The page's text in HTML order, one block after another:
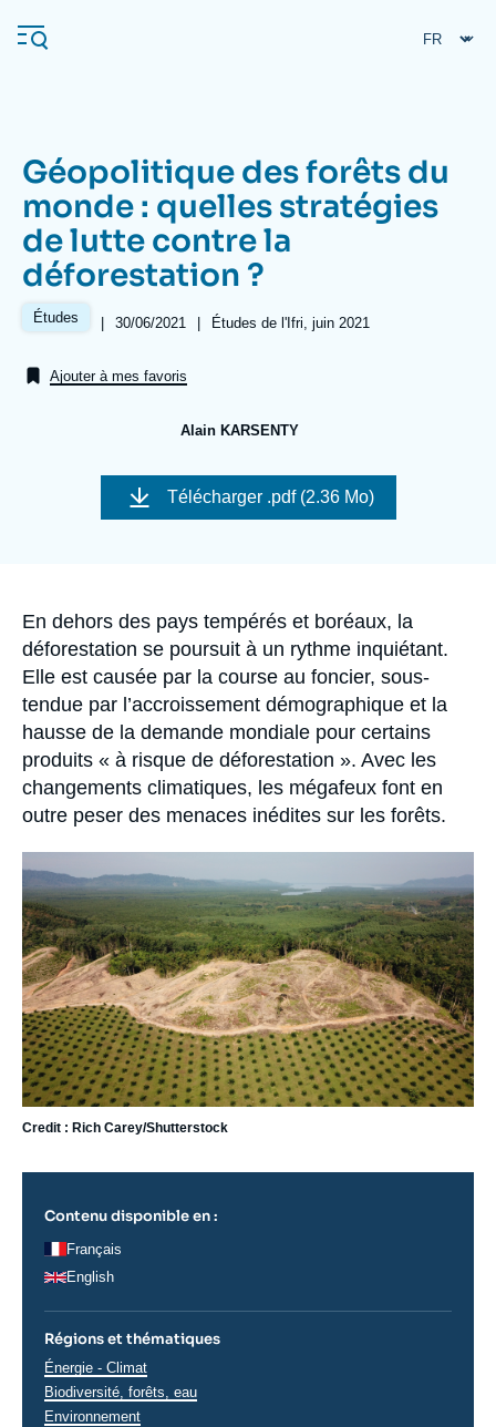
au
contenu
Navigation
principale
L'Ifri
Analyses
Se connecter
Géopolitique des forêts du
monde : quelles stratégies
de lutte contre la
déforestation ?
Études |
Date
publication
30/06/2021 | Références
Études de l'Ifri, juin 2021
Ajouter à mes favoris
Alain KARSENTY
Image
couverture
Télécharger .pdf (2.36 Mo)
Accroche
En dehors des pays tempérés et boréaux, la
déforestation se poursuit à un rythme inquiétant.
Elle est causée par la course au foncier, sous-
tendue par l’accroissement démographique et la
hausse de la demande mondiale pour certains
produits « à risque de déforestation ». Avec les
changements climatiques, les mégafeux font en
outre peser des menaces inédites sur les forêts.
principale
Credit : Rich Carey/Shutterstock
Contenu disponible en :
Français
English
Régions et thématiques
Thématiques
analyses
Énergie - Climat
Biodiversité, forêts, eau
Environnement